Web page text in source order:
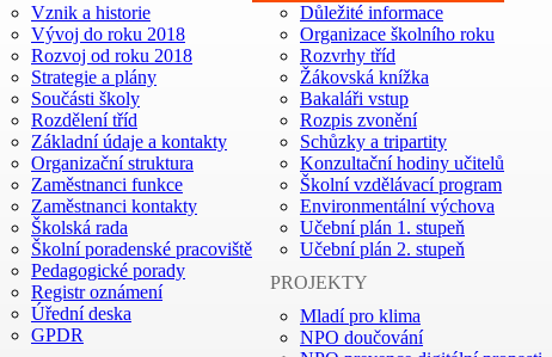
Vznik a historie
Vývoj do roku 2018
Rozvoj od roku 2018
Strategie a plány
Součásti školy
Rozdělení tříd
Základní údaje a kontakty
Organizační struktura
Zaměstnanci funkce
Zaměstnanci kontakty
Školská rada
Školní poradenské pracoviště
Pedagogické porady
Registr oznámení
Úřední deska
GPDR
Důležité informace
Organizace školního roku
Rozvrhy tříd
Žákovská knížka
Bakaláři vstup
Rozpis zvonění
Schůzky a tripartity
Konzultační hodiny učitelů
Školní vzdělávací program
Environmentální výchova
Učební plán 1. stupeň
Učební plán 2. stupeň
PROJEKTY
Mladí pro klima
NPO doučování